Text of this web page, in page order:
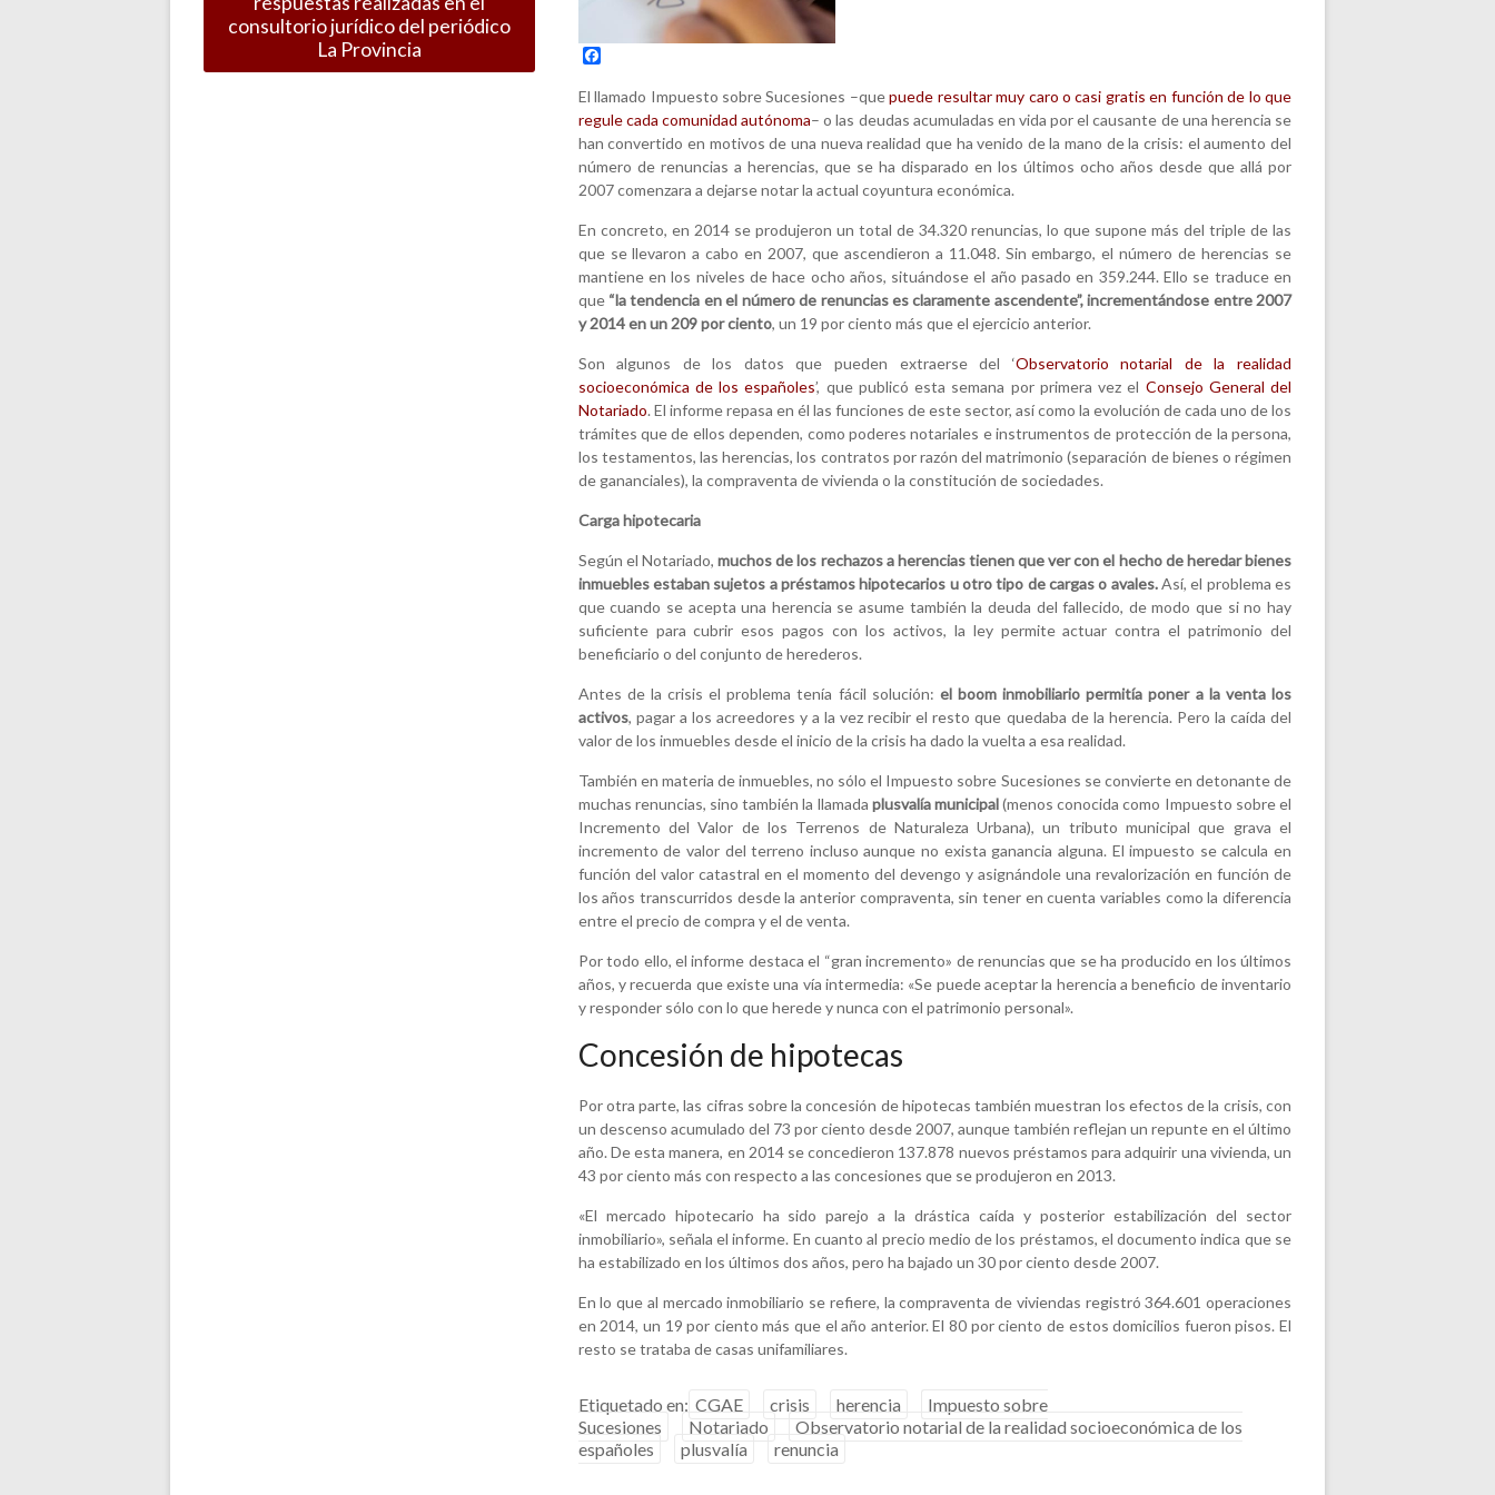
F
c
e
b
o
o
k
El llamado Impuesto sobre Sucesiones –quepuede resultar muy caro o casi gratis en función de lo que
regule cada comunidad autónoma– o las deudas acumuladas en vida por el causante de una herencia se
han convertido en motivos de una nueva realidad que ha venido de la mano de la crisis: el aumento del
número de renuncias a herencias, que se ha disparado en los últimos ocho años desde que allá por
2007 comenzara a dejarse notar la actual coyuntura económica.
En concreto, en 2014 se produjeron un total de 34.320 renuncias, lo que supone más del triple de las
que se llevaron a cabo en 2007, que ascendieron a 11.048. Sin embargo, el número de herencias se
mantiene en los niveles de hace ocho años, situándose el año pasado en 359.244. Ello se traduce en
que“la tendencia en el número de renuncias es claramente ascendente”, incrementándose entre 2007
y 2014 en un 209 por ciento, un 19 por ciento más que el ejercicio anterior.
Son algunos de los datos que pueden extraerse del ‘Observatorio notarial de la realidad
socioeconómica de los españoles’, que publicó esta semana por primera vez el Consejo General del
Notariado. El informe repasa en él las funciones de este sector, así como la evolución de cada uno de los
trámites que de ellos dependen, como poderes notariales e instrumentos de protección de la persona,
los testamentos, las herencias, los contratos por razón del matrimonio (separación de bienes o régimen
de gananciales), la compraventa de vivienda o la constitución de sociedades.
Carga hipotecaria
Según el Notariado,muchos de los rechazos a herencias tienen que ver con el hecho de heredar bienes
inmuebles estaban sujetos a préstamos hipotecarios u otro tipo de cargas o avales.Así, el problema es
que cuando se acepta una herencia se asume también la deuda del fallecido, de modo que si no hay
suficiente para cubrir esos pagos con los activos, la ley permite actuar contra el patrimonio del
beneficiario o del conjunto de herederos.
Antes de la crisis el problema tenía fácil solución: el boom inmobiliario permitía poner a la venta los
activos, pagar a los acreedores y a la vez recibir el resto que quedaba de la herencia. Pero la caída del
valor de los inmuebles desde el inicio de la crisis ha dado la vuelta a esa realidad.
También en materia de inmuebles, no sólo el Impuesto sobre Sucesiones se convierte en detonante de
muchas renuncias, sino también la llamada plusvalía municipal(menos conocida como Impuesto sobre el
Incremento del Valor de los Terrenos de Naturaleza Urbana), un tributo municipal que grava el
incremento de valor del terreno incluso aunque no exista ganancia alguna. El impuesto se calcula en
función del valor catastral en el momento del devengo y asignándole una revalorización en función de
los años transcurridos desde la anterior compraventa, sin tener en cuenta variables como la diferencia
entre el precio de compra y el de venta.
Por todo ello, el informe destaca el “gran incremento» de renuncias que se ha producido en los últimos
años, y recuerda que existe una vía intermedia: «Se puede aceptar la herencia a beneficio de inventario
y responder sólo con lo que herede y nunca con el patrimonio personal».
Concesión de hipotecas
Por otra parte, las cifras sobre la concesión de hipotecas también muestran los efectos de la crisis, con
un descenso acumulado del 73 por ciento desde 2007, aunque también reflejan un repunte en el último
año. De esta manera, en 2014 se concedieron 137.878 nuevos préstamos para adquirir una vivienda, un
43 por ciento más con respecto a las concesiones que se produjeron en 2013.
«El mercado hipotecario ha sido parejo a la drástica caída y posterior estabilización del sector
inmobiliario», señala el informe. En cuanto al precio medio de los préstamos, el documento indica que se
ha estabilizado en los últimos dos años, pero ha bajado un 30 por ciento desde 2007.
En lo que al mercado inmobiliario se refiere, la compraventa de viviendas registró 364.601 operaciones
en 2014, un 19 por ciento más que el año anterior. El 80 por ciento de estos domicilios fueron pisos. El
resto se trataba de casas unifamiliares.
Etiquetado en: CGAE crisis herencia
Impuesto sobre
Sucesiones
Notariado
Observatorio notarial de la realidad socioeconómica de los
españoles
plusvalía renuncia
consultorio jurídico del periódico
La Provincia